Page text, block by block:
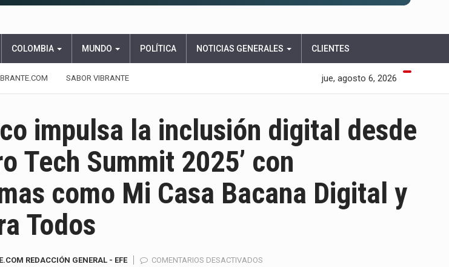
COLOMBIA MUNDO POLÍTICA NOTICIAS GENERALES CLIENTES
SABOR VIBRANTE jue, agosto 6, 2026
impulsa la inclusión digital desde
Tech Summit 2025’ con
como Mi Casa Bacana Digital y
Todos
REDACCIÓN GENERAL - EFE COMENTARIOS DESACTIVADOS